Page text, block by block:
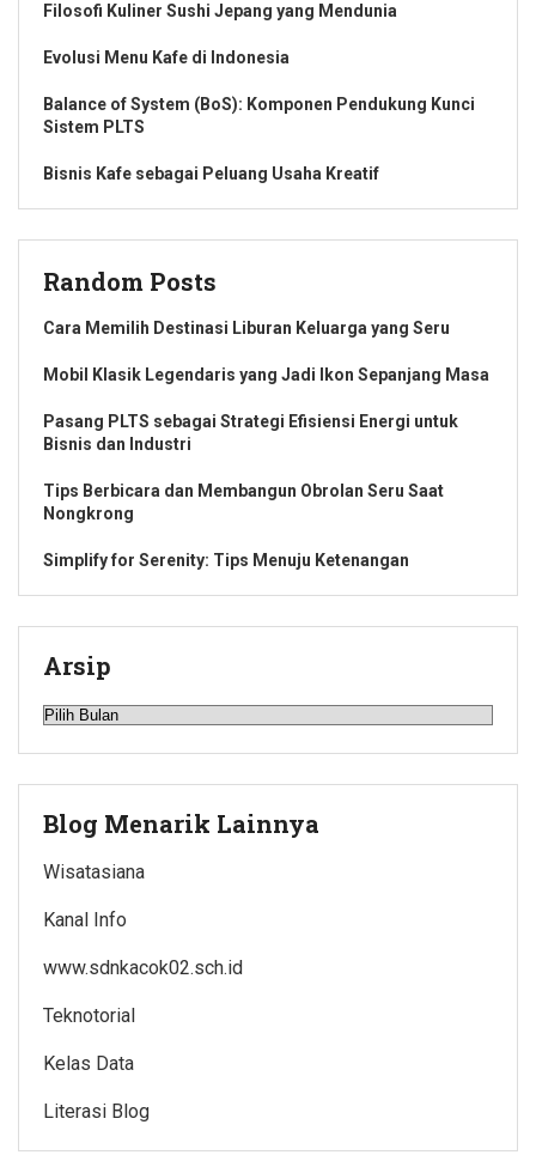
Filosofi Kuliner Sushi Jepang yang Mendunia
Evolusi Menu Kafe di Indonesia
Balance of System (BoS): Komponen Pendukung Kunci
Sistem PLTS
Bisnis Kafe sebagai Peluang Usaha Kreatif
Random Posts
Cara Memilih Destinasi Liburan Keluarga yang Seru
Mobil Klasik Legendaris yang Jadi Ikon Sepanjang Masa
Pasang PLTS sebagai Strategi Efisiensi Energi untuk
Bisnis dan Industri
Tips Berbicara dan Membangun Obrolan Seru Saat
Nongkrong
Simplify for Serenity: Tips Menuju Ketenangan
Arsip
Arsip
Blog Menarik Lainnya
Wisatasiana
Kanal Info
www.sdnkacok02.sch.id
Teknotorial
Kelas Data
Literasi Blog